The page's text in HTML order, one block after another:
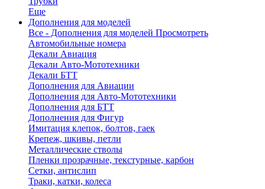
Еще
Дополнения для моделей
Все - Дополнения для моделей Просмотреть
Автомобильные номера
Декали Авиация
Декали Авто-Мототехники
Декали БТТ
Дополнения для Авиации
Дополнения для Авто-Мототехники
Дополнения для БТТ
Дополнения для Фигур
Имитация клепок, болтов, гаек
Крепеж, шкивы, петли
Металлические стволы
Пленки прозрачные, текстурные, карбон
Сетки, антислип
Траки, катки, колеса